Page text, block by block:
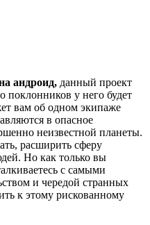
андроид, данный проект
поклонников у него будет
вам об одном экипаже
в опасное
неизвестной планеты.
расширить сферу
Но как только вы
с самыми
и чередой странных
к этому рискованному